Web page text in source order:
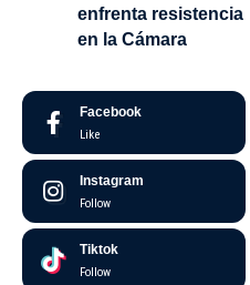
enfrenta resistencia
en la Cámara
Facebook
Like
Instagram
Follow
Tiktok
Follow